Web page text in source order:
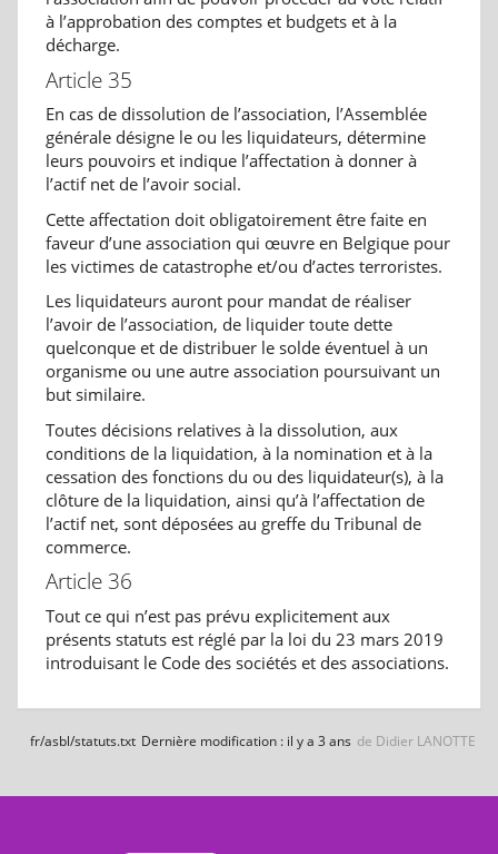
à l’approbation des comptes et budgets et à la
décharge.
Article 35
En cas de dissolution de l’association, l’Assemblée
générale désigne le ou les liquidateurs, détermine
leurs pouvoirs et indique l’affectation à donner à
l’actif net de l’avoir social.
Cette affectation doit obligatoirement être faite en
faveur d’une association qui œuvre en Belgique pour
les victimes de catastrophe et/ou d’actes terroristes.
Les liquidateurs auront pour mandat de réaliser
l’avoir de l’association, de liquider toute dette
quelconque et de distribuer le solde éventuel à un
organisme ou une autre association poursuivant un
but similaire.
Toutes décisions relatives à la dissolution, aux
conditions de la liquidation, à la nomination et à la
cessation des fonctions du ou des liquidateur(s), à la
clôture de la liquidation, ainsi qu’à l’affectation de
l’actif net, sont déposées au greffe du Tribunal de
commerce.
Article 36
Tout ce qui n’est pas prévu explicitement aux
présents statuts est réglé par la loi du 23 mars 2019
introduisant le Code des sociétés et des associations.
fr/asbl/statuts.txt Dernière modification : il y a 3 ans de Didier LANOTTE